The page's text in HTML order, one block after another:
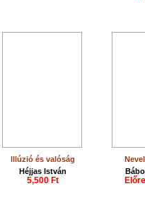
lllúzió és valóság
Héjjas István
5,500 Ft